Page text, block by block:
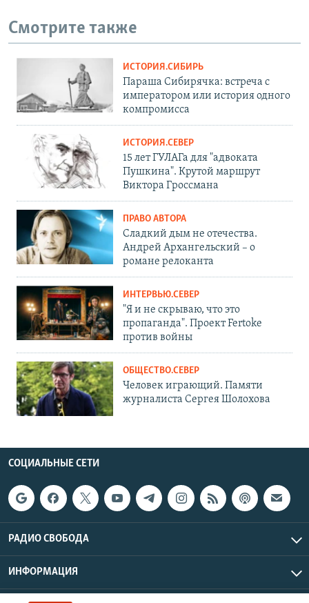
Смотрите также
ИСТОРИЯ.СИБИРЬ
Параша Сибирячка: встреча с
императором или история одного
компромисса
ИСТОРИЯ.СЕВЕР
15 лет ГУЛАГа для "адвоката
Пушкина". Крутой маршрут
Виктора Гроссмана
ПРАВО АВТОРА
Сладкий дым не отечества.
Андрей Архангельский – о
романе релоканта
ИНТЕРВЬЮ.СЕВЕР
"Я и не скрываю, что это
пропаганда". Проект Fertoke
против войны
ОБЩЕСТВО.СЕВЕР
Человек играющий. Памяти
журналиста Сергея Шолохова
СОЦИАЛЬНЫЕ СЕТИ
РАДИО СВОБОДА
ИНФОРМАЦИЯ